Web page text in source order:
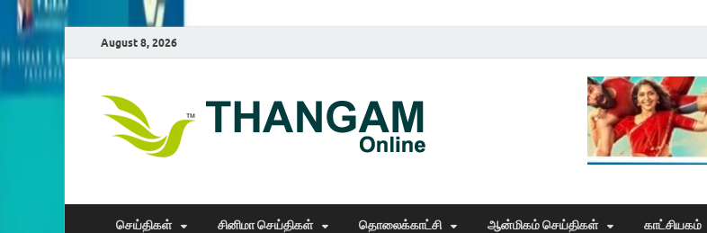
August 8, 2026
Thangam Online
செய்திகள் சினிமா செய்திகள் தொலைக்காட்சி ஆன்மிகம் செய்திகள் காட்சியகம்